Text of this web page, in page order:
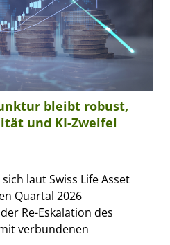
bleibt robust,
und KI-Zweifel
laut Swiss Life Asset
Quartal 2026
Re-Eskalation des
verbundenen